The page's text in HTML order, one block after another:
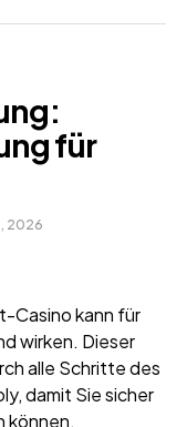
für
2026
Casino kann für
wirken. Dieser
alle Schritte des
damit Sie sicher
können.